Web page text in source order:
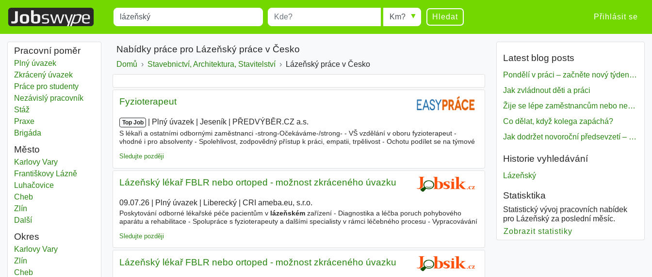
Title Místo
results.
Radius Hledat Přihlásit se
Pracovní poměr
Plný úvazek
Zkrácený úvazek
Práce pro studenty
Nezávislý pracovník
Stáž
Praxe
Brigáda
Město
Lázeňský
Karlovy Vary
Lázeňský
Františkovy Lázně
Lázeňský
Luhačovice
Lázeňský
Cheb
Lázeňský
Zlín
Dalšíměsta
Okres
Lázeňský
Karlovy VaryOkres
Lázeňský
Zlín
Lázeňský
ChebOkres
Nabídky práce pro Lázeňský práce v Česko
Domů Stavebnictví, Architektura, Stavitelství Lázeňský práce v Česko
Fyzioterapeut
Top Job Plný úvazek Jeseník PŘEDVÝBĚR.CZ a.s.
S lékaři a ostatními odbornými zaměstnanci -strong-Očekáváme-/strong- - VŠ vzdělání v oboru fyzioterapeut -
vhodné i pro absolventy - Spolehlivost, zodpovědný přístup k práci, empatii, trpělivost - Ochotu podílet se na týmové
Sledujte později
Lázeňský lékař FBLR nebo ortoped - možnost zkráceného úvazku
09.07.26| Plný úvazek| Liberecký| CRI ameba.eu, s.r.o.
Poskytování odborné lékařské péče pacientům v lázeňskémzařízení - Diagnostika a léčba poruch pohybového
aparátu a rehabilitace - Spolupráce s fyzioterapeuty a dalšími specialisty v rámci léčebného procesu - Vypracovávání
Sledujte později
Lázeňský lékař FBLR nebo ortoped - možnost zkráceného úvazku
Latest blog posts
Pondělí v práci – začněte nový týden s motivací
Jak zvládnout děti a práci
Žije se lépe zaměstnancům nebo nezavislým pracovníkům
Co dělat, když kolega zapáchá?
Jak dodržet novoroční předsevzetí – naše tipy pro dobrý začátek roku 2018
Historie vyhledávání
Lázeňský
Statisktika
Statistický vývoj pracovních nabídek
pro Lázeňský za poslední měsíc.
Zobrazit statistiky